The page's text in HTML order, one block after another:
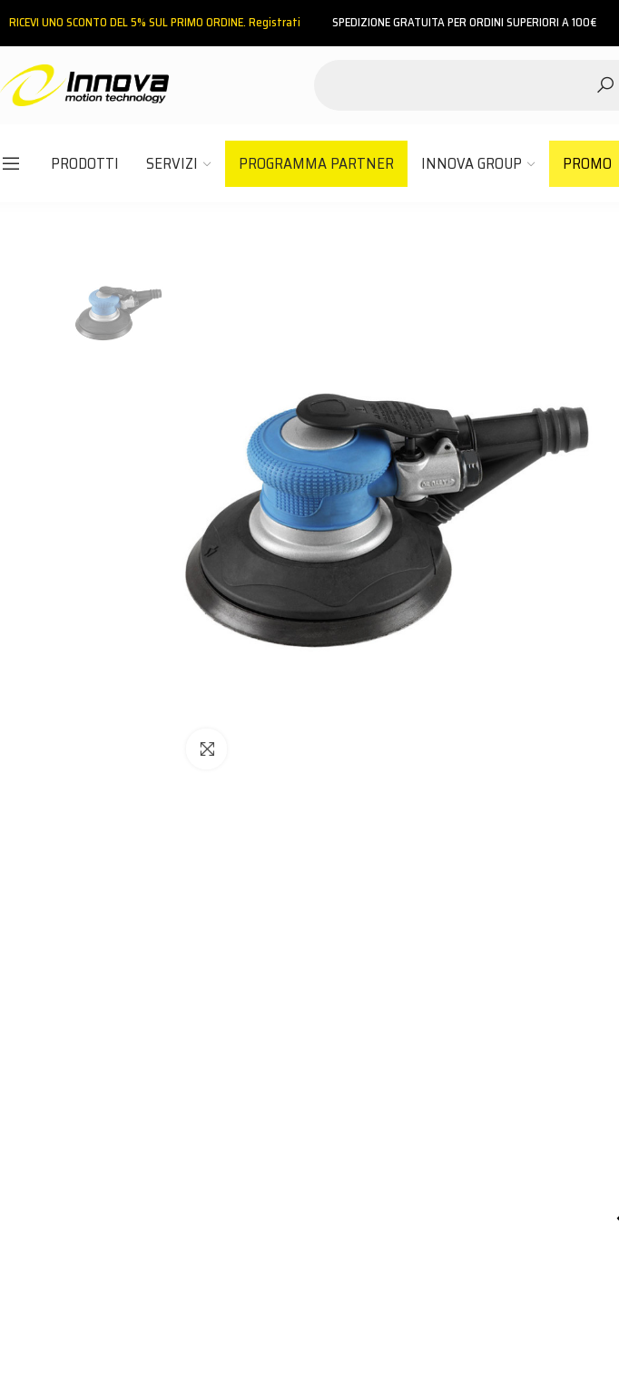
RICEVI UNO SCONTO DEL 5% SUL PRIMO ORDINE. Registrati SPEDIZIONE GRATUITA PER ORDINI SUPERIORI A 100€
PRODOTTI SERVIZI PROGRAMMA PARTNER INNOVA GROUP PROMO
CREA UN NUOVO ACCOUNT